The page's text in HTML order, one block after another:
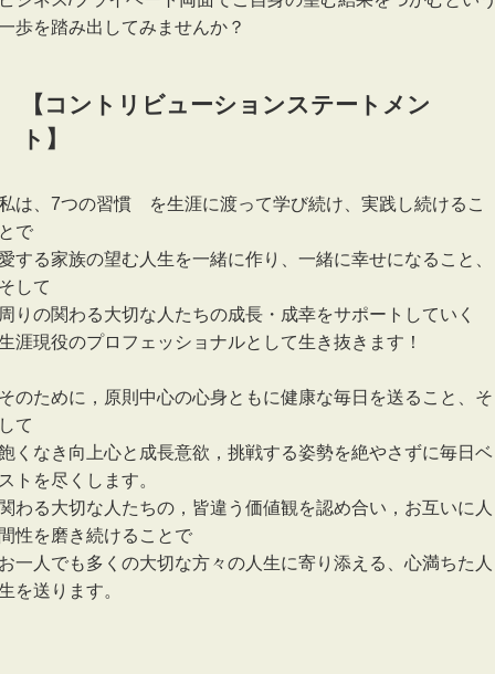
歩を踏み出してみませんか？
【コントリビューションステートメン
ト】
は、7つの習慣®を生涯に渡って学び続け、実践し続けるこ
で
する家族の望む人生を一緒に作り、一緒に幸せになること、
して
りの関わる大切な人たちの成長・成幸をサポートしていく
涯現役のプロフェッショナルとして生き抜きます！
のために，原則中心の心身ともに健康な毎日を送ること、そ
て
くなき向上心と成長意欲，挑戦する姿勢を絶やさずに毎日ベ
トを尽くします。
わる大切な人たちの，皆違う価値観を認め合い，お互いに人
性を磨き続けることで
一人でも多くの大切な方々の人生に寄り添える、心満ちた人
を送ります。